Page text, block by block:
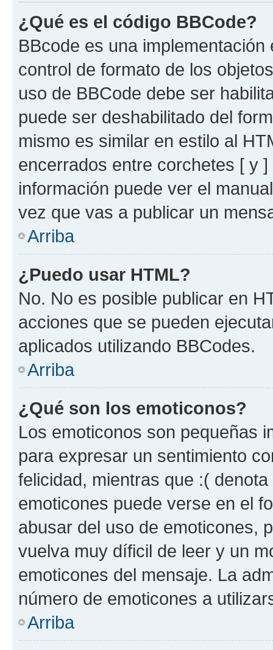
¿Qué es el código BBCode?
BBcode es una
control de formato de los
uso de BBCode debe ser
puede ser deshabilitado del
mismo es similar en estilo al
encerrados entre corchetes [ y
información puede ver el
vez que vas a publicar un
Arriba
¿Puedo usar HTML?
No. No es posible publicar en
acciones que se pueden
aplicados utilizando BBCodes.
Arriba
¿Qué son los emoticonos?
Los emoticonos son pequeñas
para expresar un sentimiento
felicidad, mientras que :(
emoticones puede verse en el
abusar del uso de emoticones,
vuelva muy díficil de leer y un
emoticones del mensaje. La
número de emoticones a
Arriba